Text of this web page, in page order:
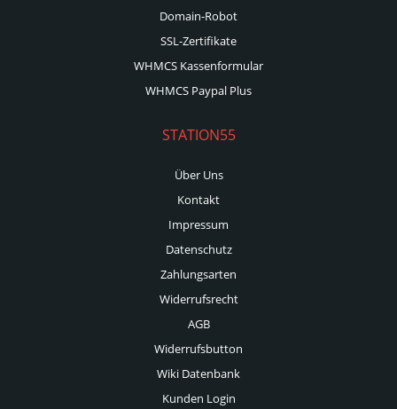
Domain-Robot
SSL-Zertifikate
WHMCS Kassenformular
WHMCS Paypal Plus
STATION55
Über Uns
Kontakt
Impressum
Datenschutz
Zahlungsarten
Widerrufsrecht
AGB
Widerrufsbutton
Wiki Datenbank
Kunden Login